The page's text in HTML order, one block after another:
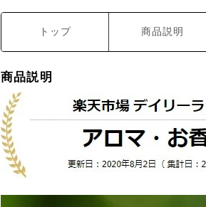
トップ 商品説明
商品説明